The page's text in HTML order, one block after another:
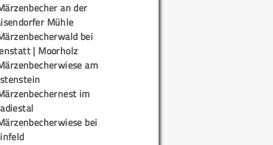
an der
Mühle
bei
| Moorholz
am
im
bei